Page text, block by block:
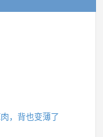
，背也变薄了